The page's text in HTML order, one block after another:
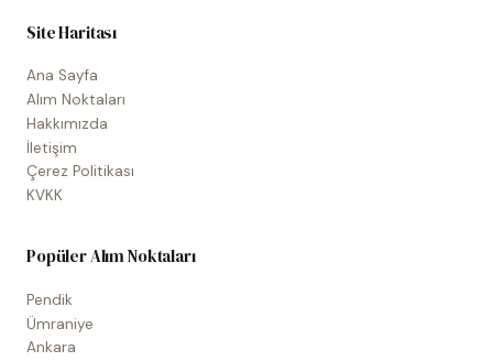
Site Haritası
Ana Sayfa
Alım Noktaları
Hakkımızda
İletişim
Çerez Politikası
KVKK
Popüler Alım Noktaları
Pendik
Ümraniye
Ankara